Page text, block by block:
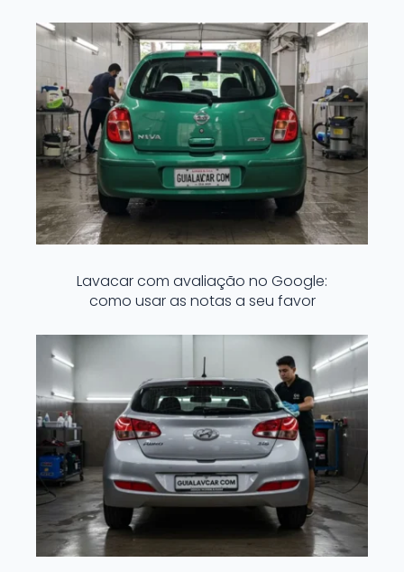
Lavacar com avaliação no Google:
como usar as notas a seu favor